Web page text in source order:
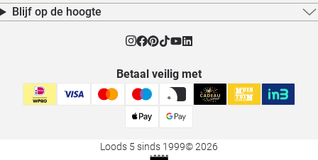
Blijf op de hoogte
Betaal veilig met
Loods 5 sinds 1999© 2026